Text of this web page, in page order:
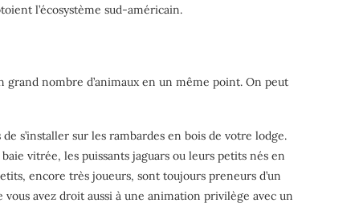
l’écosystème sud-américain.
nombre d’animaux en un même point. On peut
s’installer sur les rambardes en bois de votre lodge.
vitrée, les puissants jaguars ou leurs petits nés en
encore très joueurs, sont toujours preneurs d’un
avez droit aussi à une animation privilège avec un